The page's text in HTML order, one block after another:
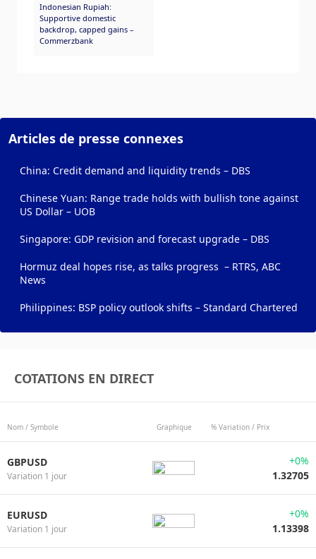
Indonesian Rupiah:
Supportive domestic
backdrop, capped gains –
Commerzbank
Articles de presse connexes
China: Credit demand and liquidity trends – DBS
Chinese Yuan: Range trade holds with bullish tone against
US Dollar – UOB
Singapore: GDP revision and forecast upgrade – DBS
Hormuz deal hopes rise, as talks progress – RTRS, ABC
News
Philippines: BSP policy outlook shifts – Standard Chartered
COTATIONS EN DIRECT
Nom / Symbole Graphique % Variation / Prix
GBPUSD
Variation 1 jour
+0%
1.32705
EURUSD
Variation 1 jour
+0%
1.13398